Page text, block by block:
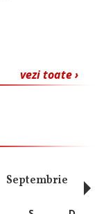
vezi toate ›
Septembrie